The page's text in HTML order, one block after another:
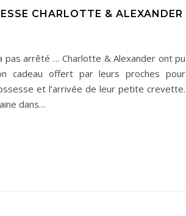
CHARLOTTE & ALEXANDER
pas arrêté … Charlotte & Alexander ont pu
cadeau offert par leurs proches pour
et l’arrivée de leur petite crevette.
dans…